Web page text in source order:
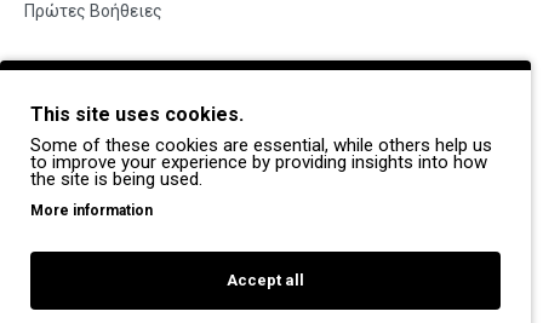
Πρώτες Βοήθειες
BRANDS
Payper
Dike
Coverguard
Portwest
Exena
This site uses cookies.
Some of these cookies are essential, while others help us
to improve your experience by providing insights into how
the site is being used.
More information
Accept all